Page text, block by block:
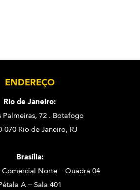
ENDEREÇO
Rio de Janeiro:
Palmeiras, 72 . Botafogo
070 Rio de Janeiro, RJ
Brasília:
Comercial Norte – Quadra 04
A – Sala 401